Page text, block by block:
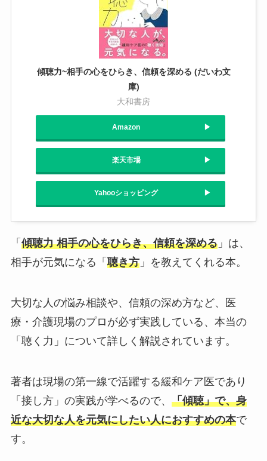
傾聴力~相手の心をひらき、信頼を深める (だいわ文
庫)
大和書房
Amazon
楽天市場
Yahooショッピング
「 傾聴力 相手の心をひらき、信頼を深める」は、
相手が元気になる「 聴き方」を教えてくれる本。
大切な人の悩み相談や、信頼の深め方など、医
療・介護現場のプロが必ず実践している、本当の
「聴く力」について詳しく解説されています。
著者は現場の第一線で活躍する緩和ケア医であり
「接し方」の実践が学べるので、 「傾聴」で、身
近な大切な人を元気にしたい人におすすめの本で
す。